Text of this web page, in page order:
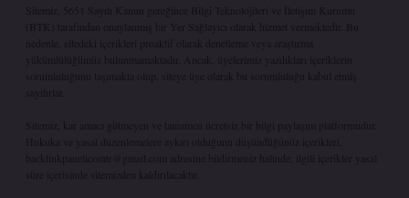
Sitemiz, 5651 Sayılı Kanun gereğince Bilgi Teknolojileri ve İletişim Kurumu
(BTK) tarafından onaylanmış bir Yer Sağlayıcı olarak hizmet vermektedir. Bu
nedenle, sitedeki içerikleri proaktif olarak denetleme veya araştırma
yükümlülüğümüz bulunmamaktadır. Ancak, üyelerimiz yazdıkları içeriklerin
sorumluluğunu taşımakta olup, siteye üye olarak bu sorumluluğu kabul etmiş
sayılırlar.
Sitemiz, kar amacı gütmeyen ve tamamen ücretsiz bir bilgi paylaşım platformudur.
Hukuka ve yasal düzenlemelere aykırı olduğunu düşündüğünüz içerikleri,
backlinkpanelicomtr@gmail.com
adresine bildirmeniz halinde, ilgili içerikler yasal
süre içerisinde sitemizden kaldırılacaktır.